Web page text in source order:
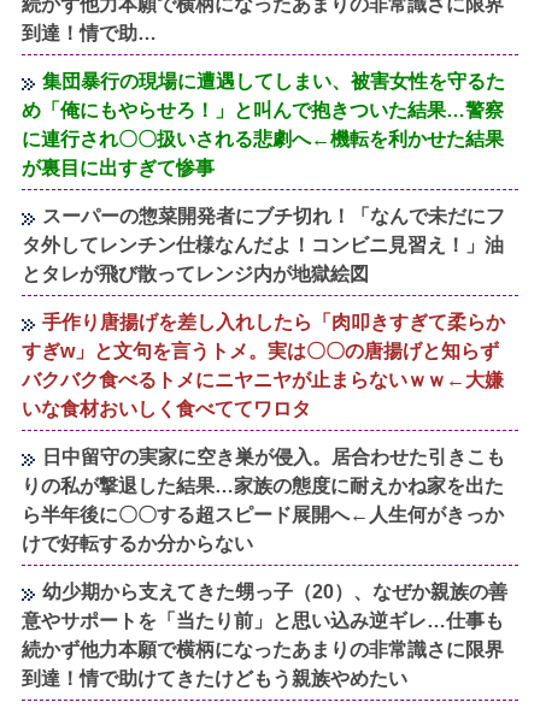
続かず他力本願で横柄になったあまりの非常識さに限界
到達！情で助…
集団暴行の現場に遭遇してしまい、被害女性を守るた
め「俺にもやらせろ！」と叫んで抱きついた結果…警察
に連行され〇〇扱いされる悲劇へ←機転を利かせた結果
が裏目に出すぎて惨事
スーパーの惣菜開発者にブチ切れ！「なんで未だにフ
タ外してレンチン仕様なんだよ！コンビニ見習え！」油
とタレが飛び散ってレンジ内が地獄絵図
手作り唐揚げを差し入れしたら「肉叩きすぎて柔らか
すぎw」と文句を言うトメ。実は〇〇の唐揚げと知らず
バクバク食べるトメにニヤニヤが止まらないｗｗ←大嫌
いな食材おいしく食べててワロタ
日中留守の実家に空き巣が侵入。居合わせた引きこも
りの私が撃退した結果…家族の態度に耐えかね家を出た
ら半年後に〇〇する超スピード展開へ←人生何がきっか
けで好転するか分からない
幼少期から支えてきた甥っ子（20）、なぜか親族の善
意やサポートを「当たり前」と思い込み逆ギレ…仕事も
続かず他力本願で横柄になったあまりの非常識さに限界
到達！情で助けてきたけどもう親族やめたい